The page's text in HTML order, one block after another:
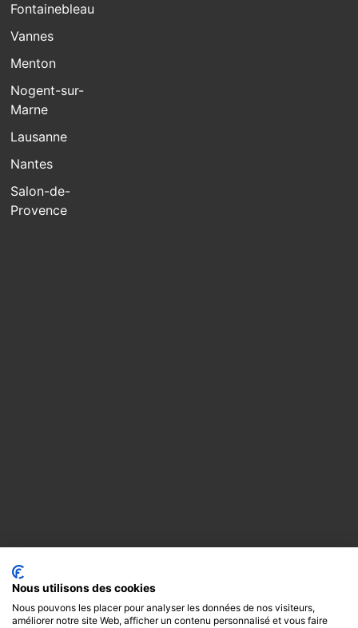
Fontainebleau
Vannes
Menton
Nogent-sur-
Marne
Lausanne
Nantes
Salon-de-
Provence
Nous utilisons des cookies
Nous pouvons les placer pour analyser les données de nos visiteurs,
améliorer notre site Web, afficher un contenu personnalisé et vous faire